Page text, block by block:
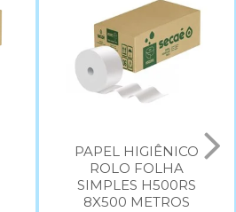
PAPEL HIGIÊNICO
ROLO FOLHA
SIMPLES H500RS
8X500 METROS